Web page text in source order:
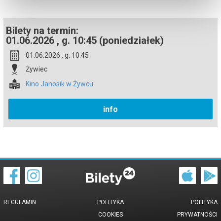
Bilety na termin:
01.06.2026 , g. 10:45 (poniedziałek)
01.06.2026 , g. 10:45
Żywiec
Kino Janosik w Żywcu
info
REGULAMIN
POLITYKA
PRYWATNOŚCI
POLITYKA
COOKIES